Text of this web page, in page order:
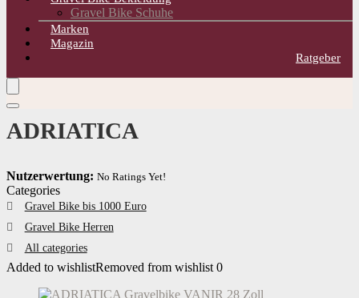
Gravel Bike Schuhe
Marken
Magazin
Ratgeber
ADRIATICA
Nutzerwertung: No Ratings Yet!
Categories
Gravel Bike bis 1000 Euro
Gravel Bike Herren
All categories
Added to wishlistRemoved from wishlist 0